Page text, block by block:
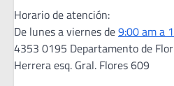
Horario de atención:
De lunes a viernes de9:00 am a
4353 0195 Departamento de
Herrera esq. Gral. Flores 609